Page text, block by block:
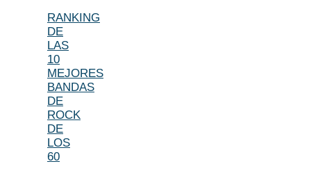
RANKING
DE
LAS
10
MEJORES
BANDAS
DE
ROCK
DE
LOS
60